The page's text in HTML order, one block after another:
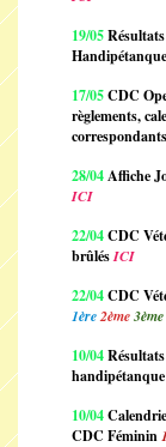
19/05
Handipétanque
17/05CDC
règlements,
28/04Affiche
ICI
22/04CDC
brûlésICI
22/04CDC
1ère2ème3ème
10/04
10/04
CDC Féminin